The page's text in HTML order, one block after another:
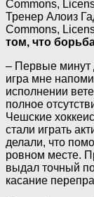
Тренер Алоиз
Commons,
том, что
– Первые минут
игра мне
исполнении
полное
Чешские
стали играть
делали, что
ровном месте.
выдал точный
касание